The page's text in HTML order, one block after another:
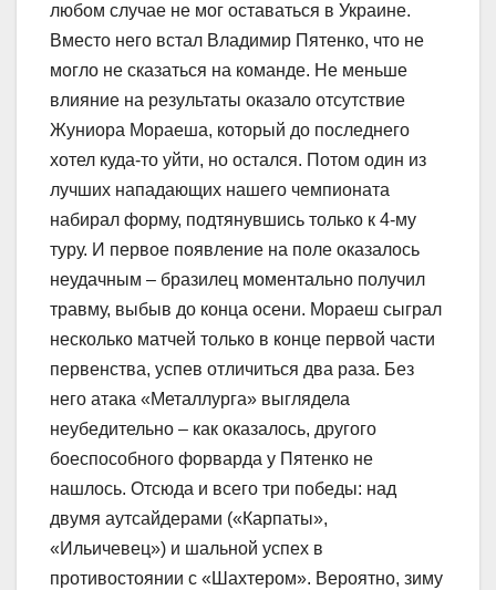
любом случае не мог оставаться в Украине.
Вместо него встал Владимир Пятенко, что не
могло не сказаться на команде. Не меньше
влияние на результаты оказало отсутствие
Жуниора Мораеша, который до последнего
хотел куда-то уйти, но остался. Потом один из
лучших нападающих нашего чемпионата
набирал форму, подтянувшись только к 4-му
туру. И первое появление на поле оказалось
неудачным – бразилец моментально получил
травму, выбыв до конца осени. Мораеш сыграл
несколько матчей только в конце первой части
первенства, успев отличиться два раза. Без
него атака «Металлурга» выглядела
неубедительно – как оказалось, другого
боеспособного форварда у Пятенко не
нашлось. Отсюда и всего три победы: над
двумя аутсайдерами («Карпаты»,
«Ильичевец») и шальной успех в
противостоянии с «Шахтером». Вероятно, зиму